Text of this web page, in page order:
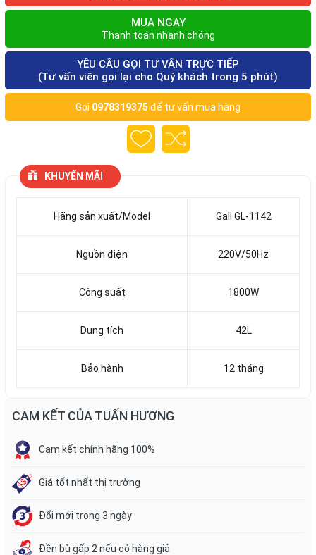
MUA NGAY
Thanh toán nhanh chóng
YÊU CẦU GỌI TƯ VẤN TRỰC TIẾP
(Tư vấn viên gọi lại cho Quý khách trong 5 phút)
Gọi 0978319375 để tư vấn mua hàng
KHUYẾN MÃI
Hãng sản xuất/Model Gali GL-1142
Nguồn điện 220V/50Hz
Công suất 1800W
Dung tích 42L
Bảo hành 12 tháng
CAM KẾT CỦA TUẤN HƯƠNG
Cam kết chính hãng 100%
Giá tốt nhất thị trường
Đổi mới trong 3 ngày
Đền bù gấp 2 nếu có hàng giả